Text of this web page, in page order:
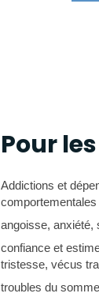
Pour
Addictions et
angoisse, anxiété,
confiance et
tristesse, vécus
troubles du